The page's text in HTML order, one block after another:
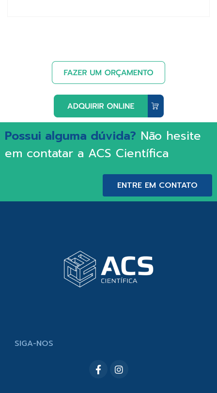
Possui alguma dúvida? Não hesite
em contatar a ACS Científica
ENTRE EM CONTATO
SIGA-NOS